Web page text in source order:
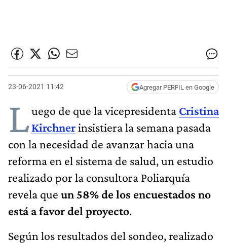
23-06-2021 11:42 Agregar PERFIL en Google
Luego de que la vicepresidenta Cristina
Kirchnerinsistiera la semana pasada
con la necesidad de avanzar hacia una
reforma en el sistema de salud, un estudio
realizado por la consultora Poliarquía
revela que un 58% de los encuestados no
está a favor del proyecto.
Según los resultados del sondeo, realizado